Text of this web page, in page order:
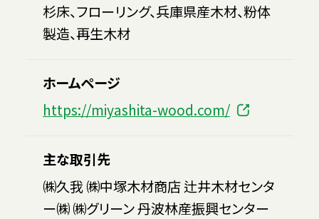
杉床、フローリング、兵庫県産木材、粉体
製造、再生木材
ホームページ
https://miyashita-wood.com/
主な取引先
㈱久我 ㈱中塚木材商店 辻井木材センタ
ー㈱ ㈱グリーン 丹波林産振興センター